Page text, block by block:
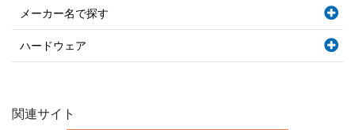
メーカー名で探す
ハードウェア
関連サイト